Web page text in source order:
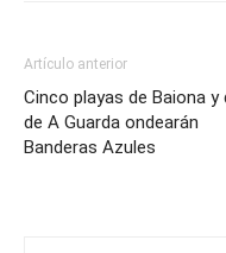
Artículo anterior
Cinco playas de Baiona y
de A Guarda ondearán
Banderas Azules